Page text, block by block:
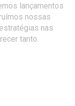
lançamentos
nossas
nas
tanto.